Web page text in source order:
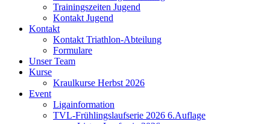
Trainingszeiten Jugend
Kontakt Jugend
Kontakt
Kontakt Triathlon-Abteilung
Formulare
Unser Team
Kurse
Kraulkurse Herbst 2026
Event
Ligainformation
TVL-Frühlingslaufserie 2026 6.Auflage